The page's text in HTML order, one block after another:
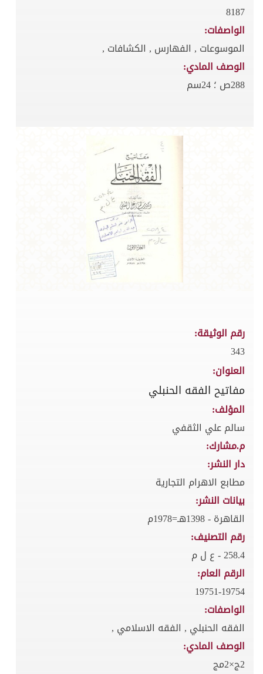
8187
الواصفات:
الموسوعات , الفهارس , الكشافات ,
الوصف المادي:
288ص ؛ 24سم
رقم الوثيقة:
343
العنوان:
مفاتيح الفقه الحنبلي
المؤلف:
سالم علي الثقفي
م.مشارك:
دار النشر:
مطابع الاهرام التجارية
بيانات النشر:
القاهرة - 1398هـ=1978م
رقم التصنيف:
258.4 - ع ل م
الرقم العام:
19751-19754
الواصفات:
الفقه الحنبلي , الفقه الاسلامي ,
الوصف المادي:
2ج×2مج